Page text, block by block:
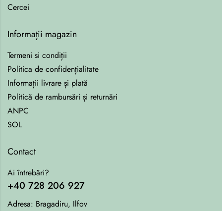
Cercei
Informații magazin
Termeni si condiții
Politica de confidențialitate
Informații livrare și plată
Politică de rambursări și returnări
ANPC
SOL
Contact
Ai întrebări?
+40 728 206 927
Adresa: Bragadiru, Ilfov